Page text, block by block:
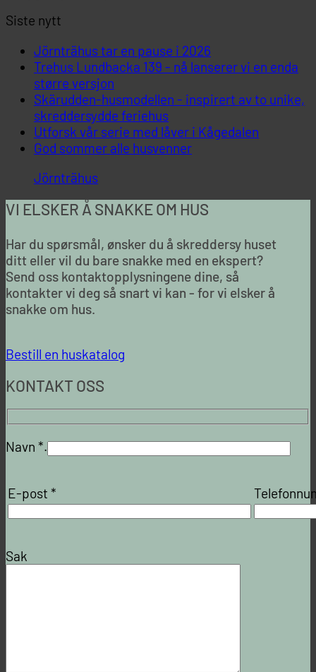
Siste nytt
Jörnträhus tar en pause i 2026
Trehus Lundbacka 139 - nå lanserer vi en enda
større versjon
Skärudden-husmodellen - inspirert av to unike,
skreddersydde feriehus
Utforsk vår serie med låver i Kågedalen
God sommer alle husvenner
Jörnträhus
VI ELSKER Å SNAKKE OM HUS
Har du spørsmål, ønsker du å skreddersy huset
ditt eller vil du bare snakke med en ekspert?
Send oss kontaktopplysningene dine, så
kontakter vi deg så snart vi kan - for vi elsker å
snakke om hus.
Bestill en huskatalog
KONTAKT OSS
Navn *.
E-post *
Sak